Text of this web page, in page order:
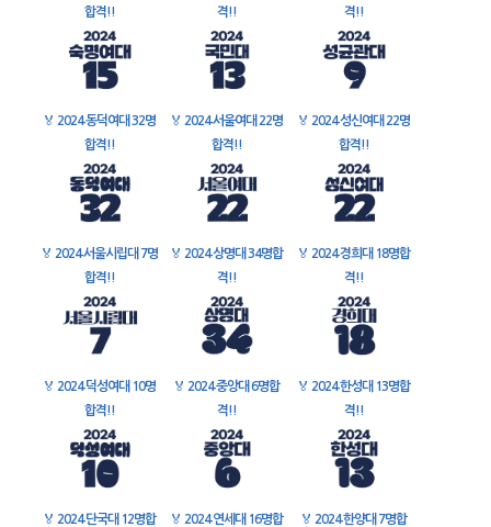
합격!!
격!!
격!!
🏅 2024 동덕여대 32명
합격!!
🏅 2024 서울여대 22명
합격!!
🏅 2024 성신여대 22명
합격!!
🏅 2024 서울시립대 7명
합격!!
🏅 2024 상명대 34명합
격!!
🏅 2024 경희대 18명합
격!!
🏅 2024 덕성여대 10명
합격!!
🏅 2024 중앙대 6명합
격!!
🏅 2024 한성대 13명합
격!!
🏅 2024 단국대 12명합
🏅 2024 연세대 16명합
🏅 2024 한양대 7명합